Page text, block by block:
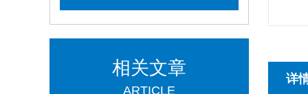
相关文章
ARTICLE
详